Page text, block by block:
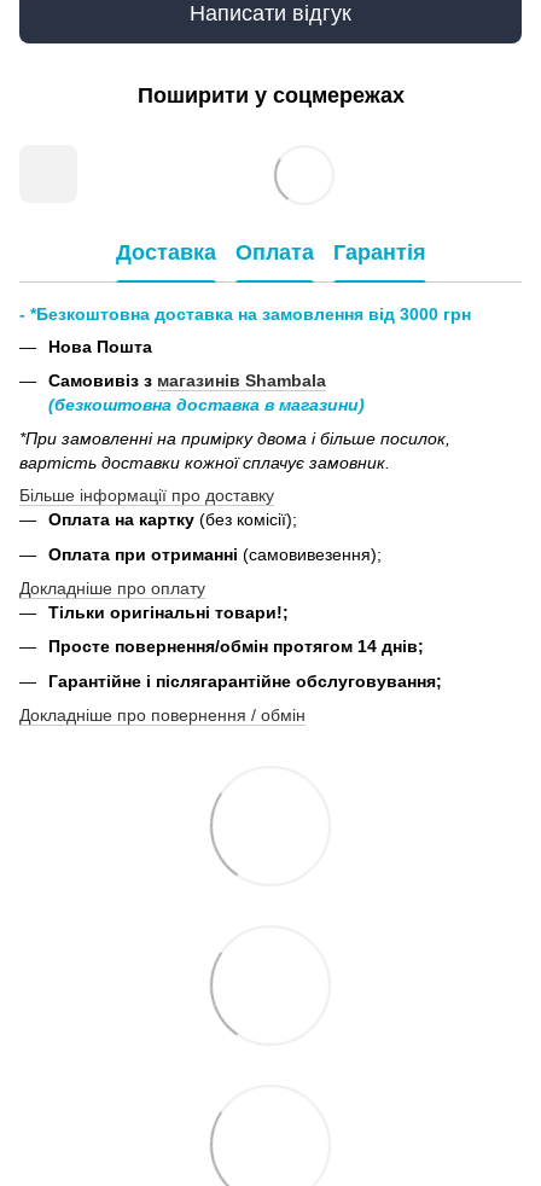
Написати відгук
Поширити у соцмережах
Доставка Оплата Гарантія
- *Безкоштовна доставка на замовлення від 3000 грн
Нова Пошта
Самовивіз з магазинів Shambala
(безкоштовна доставка в магазини)
*При замовленні на примірку двома і більше посилок,
вартість доставки кожної сплачує замовник.
Більше інформації про доставку
Оплата на картку (без комісії);
Оплата при отриманні (самовивезення);
Докладніше про оплату
Тільки оригінальні товари!;
Просте повернення/обмін протягом 14 днів;
Гарантійне і післягарантійне обслуговування;
Докладніше про повернення / обмін